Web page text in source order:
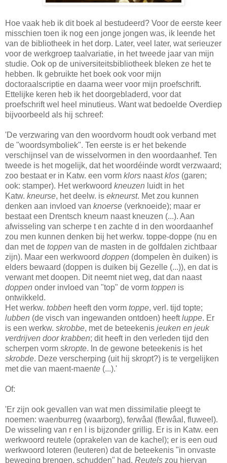
Hoe vaak heb ik dit boek al bestudeerd? Voor de eerste keer
misschien toen ik nog een jonge jongen was, ik leende het
van de bibliotheek in het dorp. Later, veel later, wat serieuzer
voor de werkgroep taalvariatie, in het tweede jaar van mijn
studie. Ook op de universiteitsbibliotheek bleken ze het te
hebben. Ik gebruikte het boek ook voor mijn
doctoraalscriptie en daarna weer voor mijn proefschrift.
Ettelijke keren heb ik het doorgebladerd, voor dat
proefschrift wel heel minutieus. Want wat bedoelde Overdiep
bijvoorbeeld als hij schreef:
'De verzwaring van den woordvorm houdt ook verband met
de "woordsymboliek". Ten eerste is er het bekende
verschijnsel van de wisselvormen in den woordaanhef. Ten
tweede is het mogelijk, dat het woordéinde wordt verzwaard;
zoo bestaat er in Katw. een vorm klors naastklos (garen;
ook: stamper). Het werkwoord kneuzen luidt in het
Katw. kneurse, het deelw. is ekneurst. Met zou kunnen
denken aan invloed van knoerse (verknoeide); maar er
bestaat een Drentsch kneurn naast kneuzen (...). Aan
afwisseling van scherpe t en zachte d in den woordaanhef
zou men kunnen denken bij het werkw. toppe-doppe (nu en
dan met de toppen van de masten in de golfdalen zichtbaar
zijn). Maar een werkwoord doppen (dompelen èn duiken) is
elders bewaard (doppen is duiken bij Gezelle (...)), en dat is
verwant met doopen. Dit neemt niet weg, dat dan naast
doppen onder invloed van "top" de vorm toppen is
ontwikkeld.
Het werkw. tobben heeft den vorm toppe, verl. tijd topte;
lubben (de visch van ingewanden ontdoen) heeftluppe. Er
is een werkw. skrobbe, met de beteekenis jeuken en jeuk
verdrijven door krabben; dit heeft in den verleden tijd den
scherpen vorm skropte. In de gewone beteekenis is het
skrobde. Deze verscherping (uit hij skropt?) is te vergelijken
met die van maent-maente (...).'
Of:
'Er zijn ook gevallen van wat men dissimilatie pleegt te
noemen: waenburreg (waarborg), ferwâal (flewâal, fluweel).
De wisseling van r en l is bijzonder grillig. Er is in Katw. een
werkwoord reutele (oprakelen van de kachel); er is een oud
werkwoord loteren (leuteren) dat de beteekenis "in onvaste
beweging brengen, schudden" had. Reutels zou hiervan